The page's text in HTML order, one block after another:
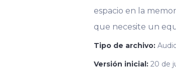
espacio en la
que necesite un
Tipo de archivo:
Versión inicial: 20 de